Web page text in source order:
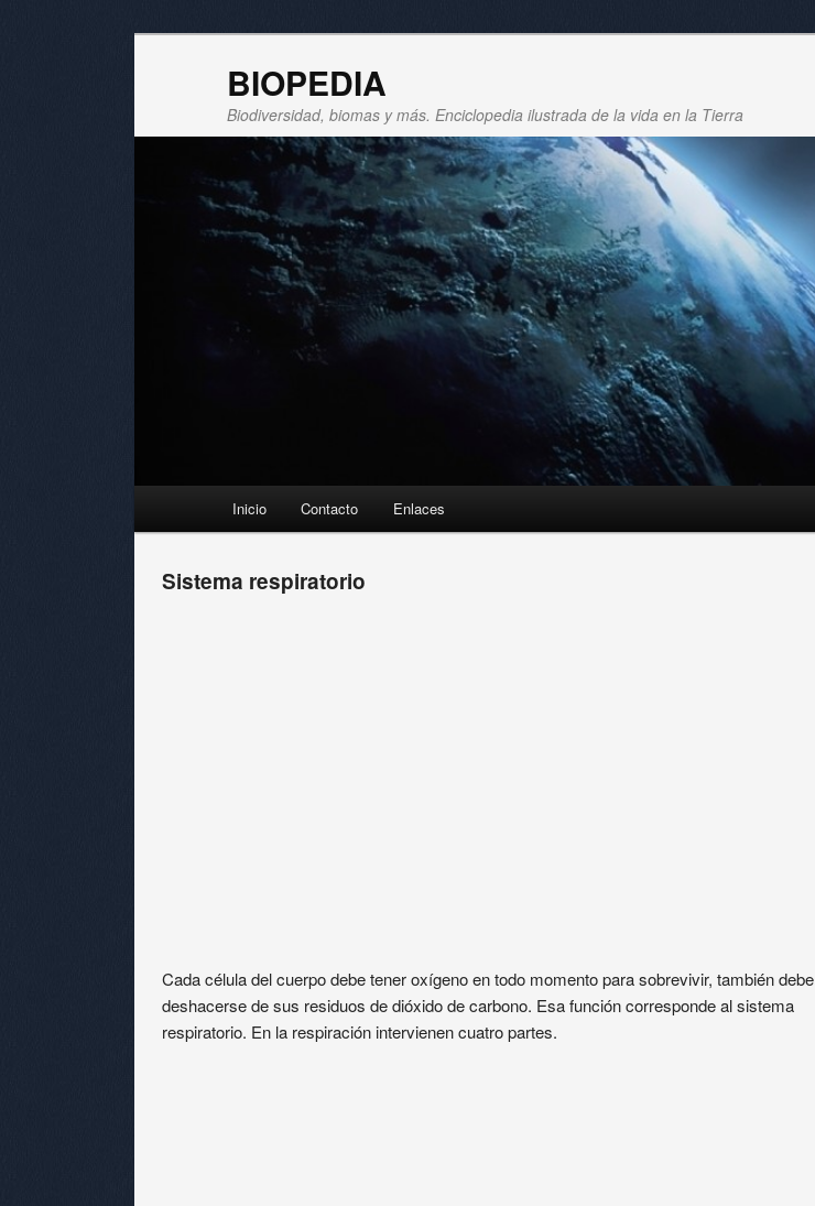
BIOPEDIA
Biodiversidad, biomas y más. Enciclopedia ilustrada de la vida en la Tierra
Ir al contenido principal
Ir al contenido secundario
Inicio Contacto Enlaces
Sistema respiratorio
Cada célula del cuerpo debe tener oxígeno en todo momento para sobrevivir, también debe
deshacerse de sus residuos de dióxido de carbono. Esa función corresponde al sistema
respiratorio. En la respiración intervienen cuatro partes.